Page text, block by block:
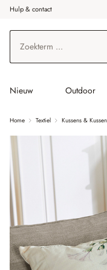
de hoofdinhoud
Ga naar zoeken
Ga naar de
Hulp & contact
Nieuw Outdoor
Home Textiel Kussens &